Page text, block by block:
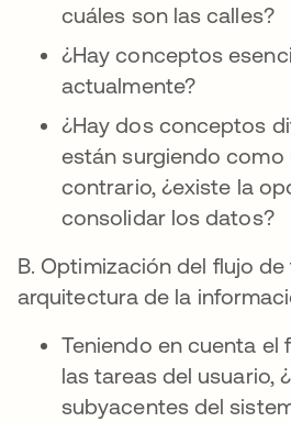
cuáles son las calles?
¿Hay conceptos
actualmente?
¿Hay dos conceptos
están surgiendo como
contrario, ¿existe la
consolidar los datos?
B. Optimización del flujo
arquitectura de la
Teniendo en cuenta el
las tareas del usuario,
subyacentes del